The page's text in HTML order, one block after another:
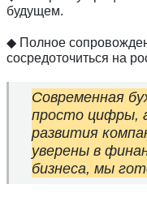
будущем.
◆ Полное
сосредоточиться на
Современная
просто цифры,
развития
уверены в
бизнеса, мы